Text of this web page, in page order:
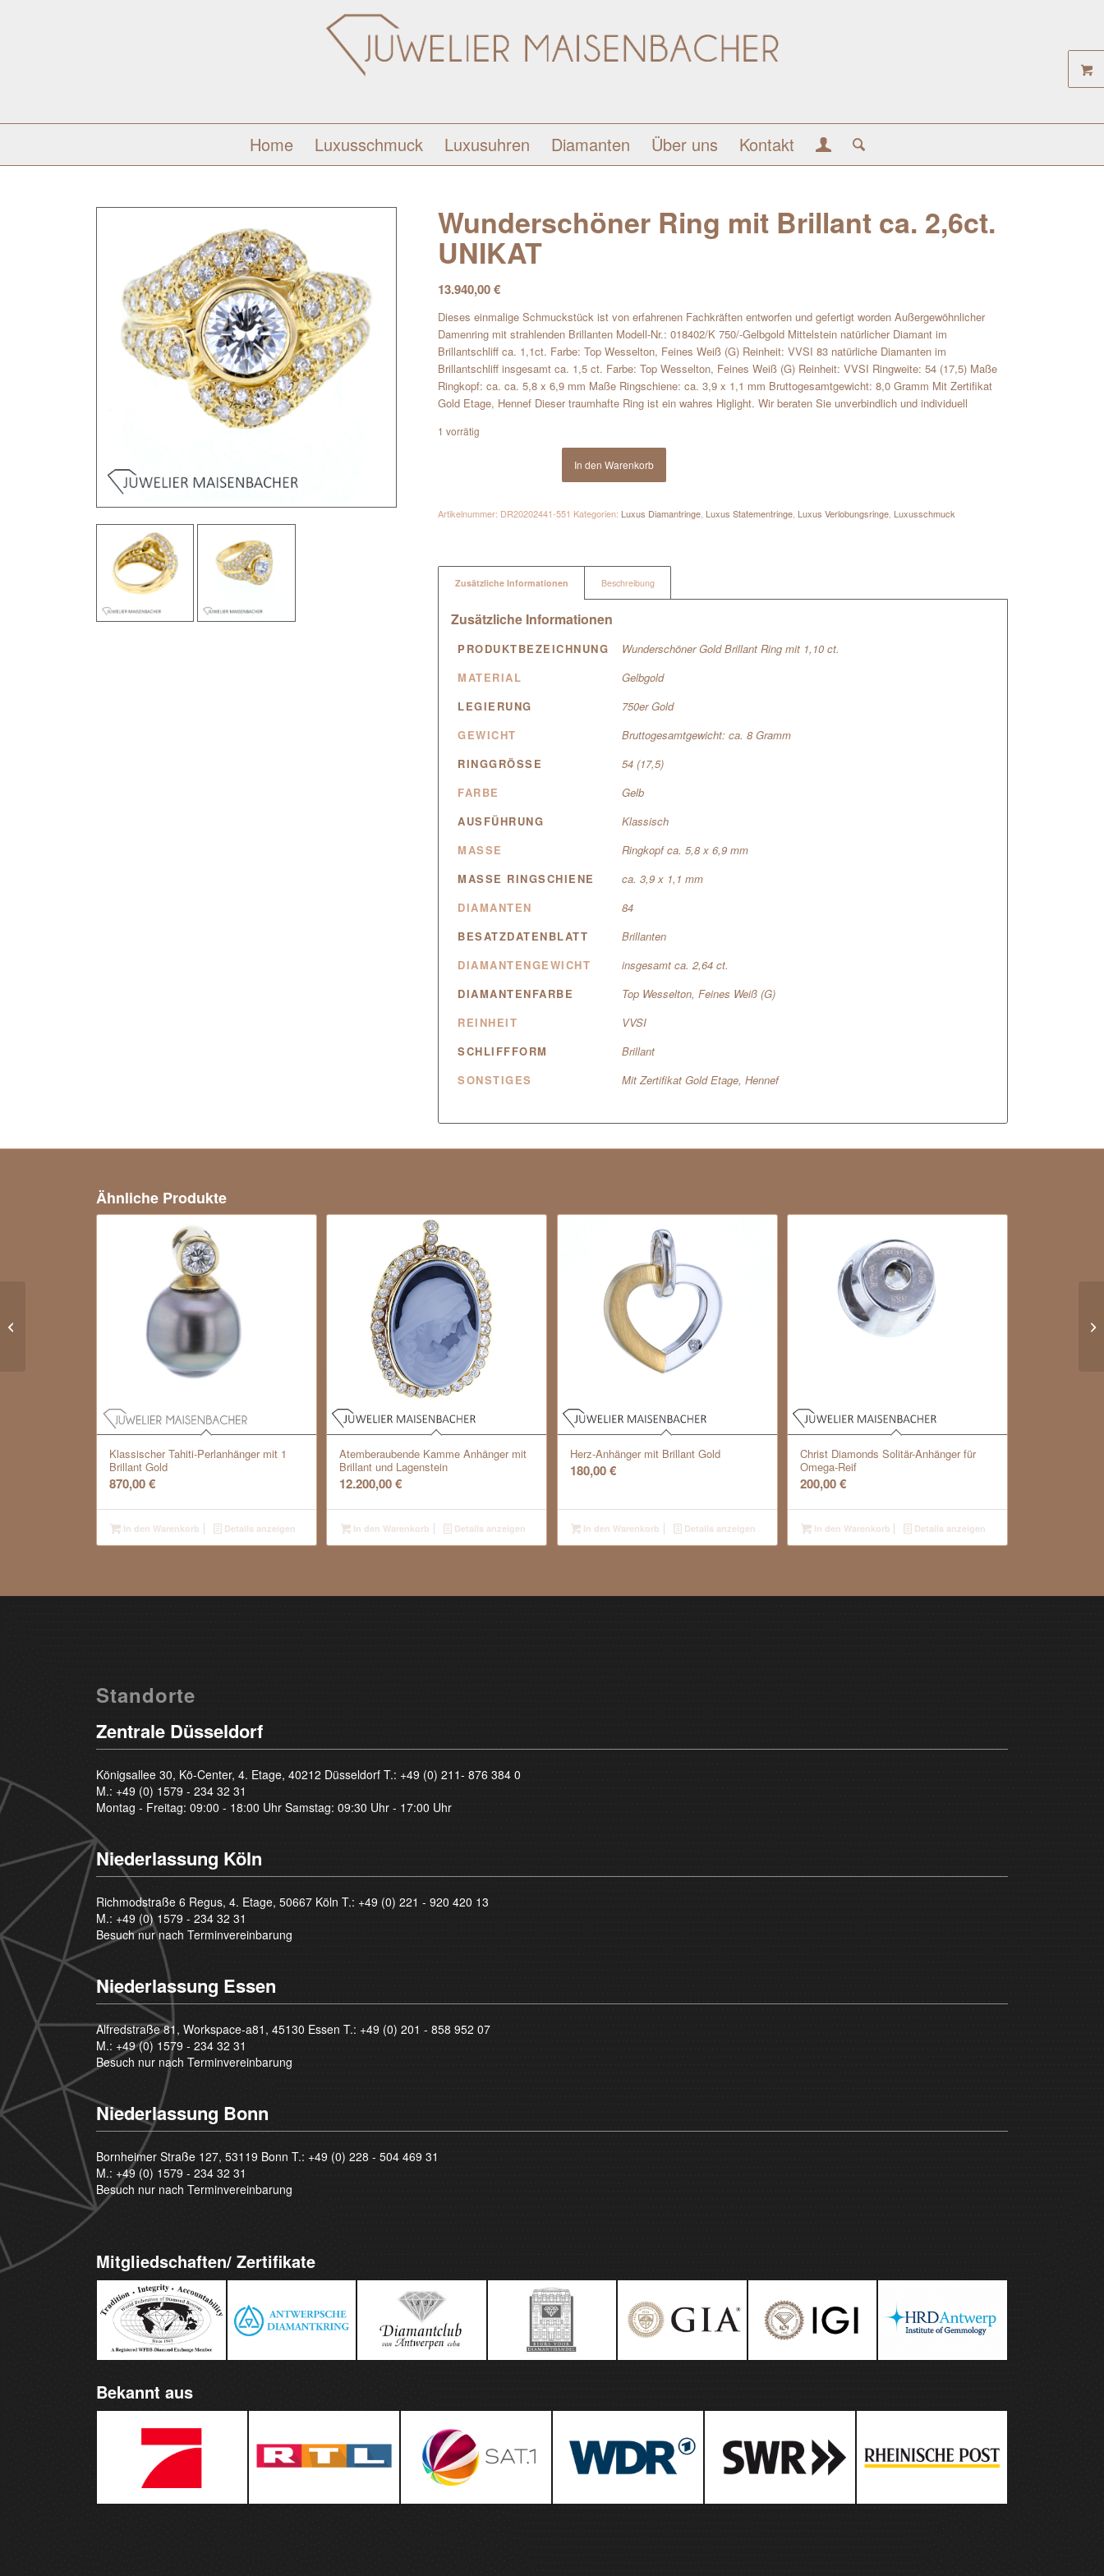
Home Luxusschmuck Luxusuhren Diamanten Über uns Kontakt
Wunderschöner Ring mit Brillant ca. 2,6ct.
UNIKAT
13.940,00€
Dieses einmalige Schmuckstück ist von erfahrenen Fachkräften entworfen und gefertigt worden Außergewöhnlicher
Damenring mit strahlenden Brillanten Modell-Nr.: 018402/K 750/-Gelbgold Mittelstein natürlicher Diamant im
Brillantschliff ca. 1,1ct. Farbe: Top Wesselton, Feines Weiß (G) Reinheit: VVSI 83 natürliche Diamanten im
Brillantschliff insgesamt ca. 1,5 ct. Farbe: Top Wesselton, Feines Weiß (G) Reinheit: VVSI Ringweite: 54 (17,5) Maße
Ringkopf: ca. ca. 5,8 x 6,9 mm Maße Ringschiene: ca. 3,9 x 1,1 mm Bruttogesamtgewicht: 8,0 Gramm Mit Zertifikat
Gold Etage, Hennef Dieser traumhafte Ring ist ein wahres Higlight. Wir beraten Sie unverbindlich und individuell
1 vorrätig
In den Warenkorb
Artikelnummer: DR20202441-551 Kategorien: Luxus Diamantringe, Luxus Statementringe, Luxus Verlobungsringe, Luxusschmuck
Zusätzliche Informationen Beschreibung
Zusätzliche Informationen
PRODUKTBEZEICHNUNG
Wunderschöner Gold Brillant Ring mit 1,10 ct.
MATERIAL
Gelbgold
LEGIERUNG
750er Gold
GEWICHT
Bruttogesamtgewicht: ca. 8 Gramm
RINGGRÖSSE
54 (17,5)
FARBE
Gelb
AUSFÜHRUNG
Klassisch
MASSE
Ringkopf ca. 5,8 x 6,9 mm
MASSE RINGSCHIENE
ca. 3,9 x 1,1 mm
DIAMANTEN
84
BESATZDATENBLATT
Brillanten
DIAMANTENGEWICHT
insgesamt ca. 2,64 ct.
DIAMANTENFARBE
Top Wesselton, Feines Weiß (G)
REINHEIT
VVSI
SCHLIFFFORM
Brillant
SONSTIGES
Mit Zertifikat Gold Etage, Hennef
Ähnliche Produkte
Klassischer Tahiti-Perlanhänger mit 1
Brillant Gold
870,00€
In den Warenkorb Details anzeigen
Atemberaubende Kamme Anhänger mit
Brillant und Lagenstein
12.200,00€
In den Warenkorb Details anzeigen
Herz-Anhänger mit Brillant Gold
180,00€
In den Warenkorb Details anzeigen
Christ Diamonds Solitär-Anhänger für
Omega-Reif
200,00€
In den Warenkorb Details anzeigen
Standorte
Zentrale Düsseldorf
Königsallee 30, Kö-Center, 4. Etage, 40212 Düsseldorf T.: +49 (0) 211- 876 384 0
M.: +49 (0) 1579 - 234 32 31
Montag - Freitag: 09:00 - 18:00 Uhr Samstag: 09:30 Uhr - 17:00 Uhr
Niederlassung Köln
Richmodstraße 6 Regus, 4. Etage, 50667 Köln T.: +49 (0) 221 - 920 420 13
M.: +49 (0) 1579 - 234 32 31
Besuch nur nach Terminvereinbarung
Niederlassung Essen
Alfredstraße 81, Workspace-a81, 45130 Essen T.: +49 (0) 201 - 858 952 07
M.: +49 (0) 1579 - 234 32 31
Besuch nur nach Terminvereinbarung
Niederlassung Bonn
Bornheimer Straße 127, 53119 Bonn T.: +49 (0) 228 - 504 469 31
M.: +49 (0) 1579 - 234 32 31
Besuch nur nach Terminvereinbarung
Mitgliedschaften/ Zertifikate
Bekannt aus